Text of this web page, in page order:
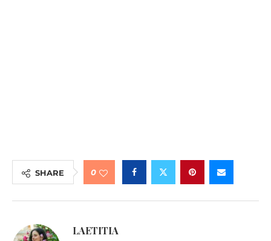
SHARE 0
LAETITIA